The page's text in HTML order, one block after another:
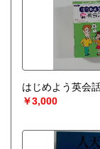
はじめよう英会
￥3,000